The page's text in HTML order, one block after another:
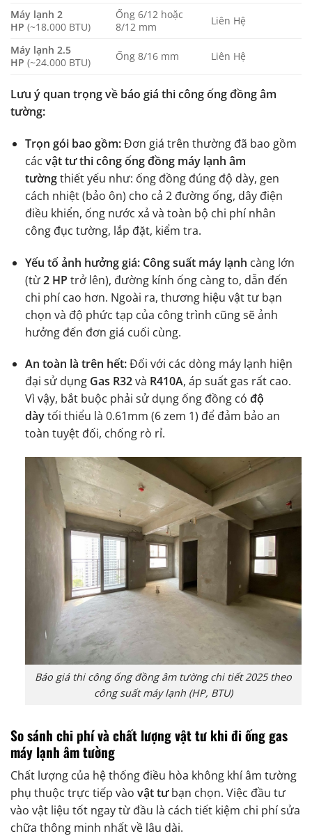
Máy lạnh 2
HP (~18.000 BTU)
Ống 6/12 hoặc
8/12 mm
Liên Hệ
Máy lạnh 2.5
HP (~24.000 BTU) Ống 8/16 mm Liên Hệ
Lưu ý quan trọng về báo giá thi công ống đồng âm
tường:
Trọn gói bao gồm:Đơn giá trên thường đã bao gồm
các vật tư thi công ống đồng máy lạnh âm
tườngthiết yếu như: ống đồng đúng độ dày, gen
cách nhiệt (bảo ôn) cho cả 2 đường ống, dây điện
điều khiển, ống nước xả và toàn bộ chi phí nhân
công đục tường, lắp đặt, kiểm tra.
Yếu tố ảnh hưởng giá: Công suất máy lạnh càng lớn
(từ2 HP trở lên), đường kính ống càng to, dẫn đến
chi phí cao hơn. Ngoài ra, thương hiệu vật tư bạn
chọn và độ phức tạp của công trình cũng sẽ ảnh
hưởng đến đơn giá cuối cùng.
An toàn là trên hết:Đối với các dòng máy lạnh hiện
đại sử dụng Gas R32và R410A, áp suất gas rất cao.
Vì vậy, bắt buộc phải sử dụng ống đồng có độ
dàytối thiểu là 0.61mm (6 zem 1) để đảm bảo an
toàn tuyệt đối, chống rò rỉ.
Báo giá thi công ống đồng âm tường chi tiết 2025 theo
công suất máy lạnh (HP, BTU)
So sánh chi phí và chất lượng vật tư khi đi ống gas
máy lạnh âm tường
Chất lượng của hệ thống điều hòa không khí âm tường
phụ thuộc trực tiếp vào vật tưbạn chọn. Việc đầu tư
vào vật liệu tốt ngay từ đầu là cách tiết kiệm chi phí sửa
chữa thông minh nhất về lâu dài.